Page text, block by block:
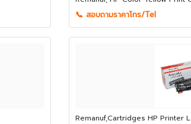
📞 สอบถามราคาโทร/Tel
Remanuf,Cartridges HP Printer